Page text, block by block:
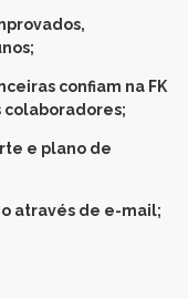
confiam na FK
colaboradores;
e plano de
através de e-mail;